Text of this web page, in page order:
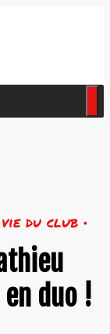
du club •
duo !